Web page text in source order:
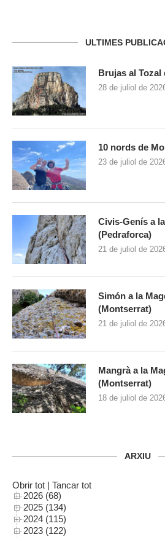
ULTIMES
Brujas al Tozal
28 de juliol de
10 nords de
23 de juliol de
Civis-Genís a
(Pedraforca)
21 de juliol de
Simón a la
(Montserrat)
21 de juliol de
Mangrà a la
(Montserrat)
18 de juliol de
ARXIU
Obrir tot | Tancar tot
2026 (68)
2025 (134)
2024 (115)
2023 (122)